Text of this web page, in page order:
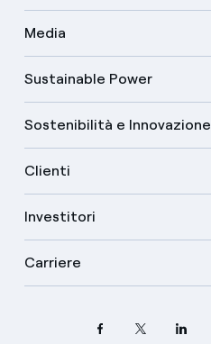
Media
Sustainable Power
Sostenibilità e Innovazione
Clienti
Investitori
Carriere